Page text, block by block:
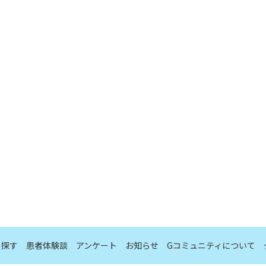
す 患者体験談 アンケート お知らせ Gコミュニティについて